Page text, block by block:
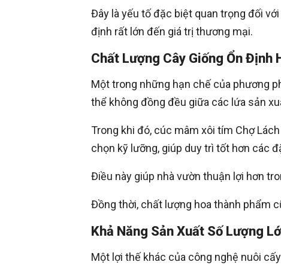
Đây là yếu tố đặc biệt quan trọng đối
định rất lớn đến giá trị thương mại.
Chất Lượng Cây Giống Ổn Định
Một trong những hạn chế của phương
thể không đồng đều giữa các lứa sản
Trong khi đó, cúc mâm xôi tím Chợ
chọn kỹ lưỡng, giúp duy trì tốt hơn các
Điều này giúp nhà vườn thuận lợi hơn
Đồng thời, chất lượng hoa thành phẩm
Khả Năng Sản Xuất Số Lượng
Một lợi thế khác của công nghệ nuôi